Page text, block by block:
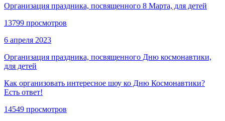
Организация праздника, посвященного 8 Марта, для детей
13799 просмотров
6 апреля 2023
Организация праздника, посвященного Дню космонавтики,
для детей
Как организовать интересное шоу ко Дню Космонавтики?
Есть ответ!
14549 просмотров